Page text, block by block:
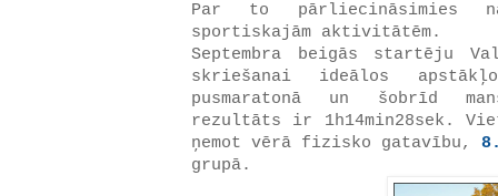
Par to pārliecināsimies
sportiskajām aktivitātēm.
Septembra beigās startēju
skriešanai ideālos
pusmaratonā un šobrīd
rezultāts ir 1h14min28sek.
ņemot vērā fizisko gatavību,
grupā.